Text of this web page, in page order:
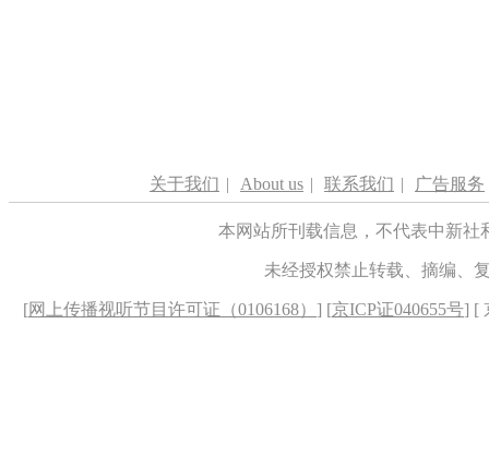
关于我们 | About us | 联系我们 | 广告服务
本网站所刊载信息，不代表中新
未经授权禁止转载、摘编、
[网上传播视听节目许可证（0106168） ] [京ICP证040655号] [